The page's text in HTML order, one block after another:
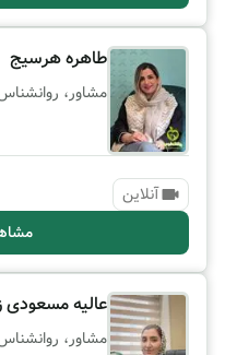
طاهره هرسیج
مشاور،
آنلاین
عالیه مسعودی
مشاور،